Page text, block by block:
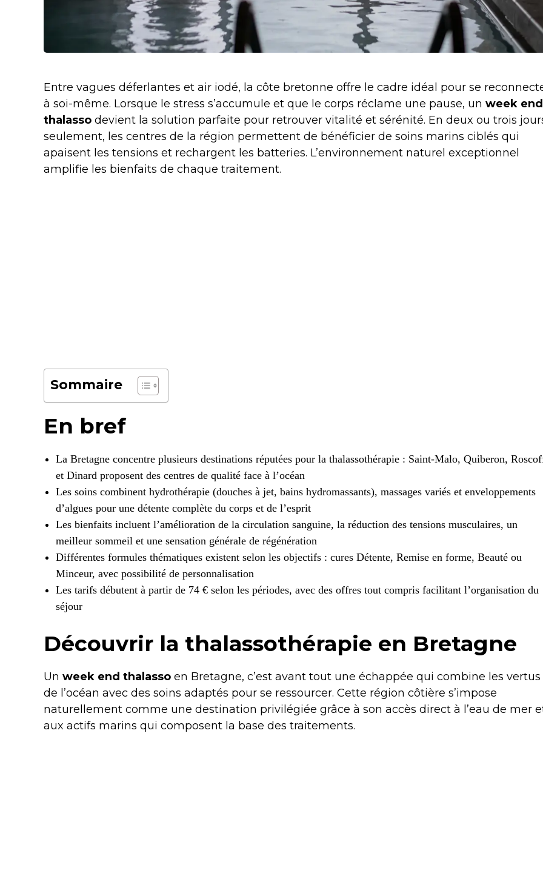
Entre vagues déferlantes et air iodé, la côte bretonne offre le cadre idéal pour se
à soi-même. Lorsque le stress s’accumule et que le corps réclame une pause, un week end
thalasso devient la solution parfaite pour retrouver vitalité et sérénité. En deux ou trois
seulement, les centres de la région permettent de bénéficier de soins marins ciblés qui
apaisent les tensions et rechargent les batteries. L’environnement naturel exceptionnel
amplifie les bienfaits de chaque traitement.
Sommaire
En bref
La Bretagne concentre plusieurs destinations réputées pour la thalassothérapie : Saint-Malo, Quiberon,
et Dinard proposent des centres de qualité face à l’océan
Les soins combinent hydrothérapie (douches à jet, bains hydromassants), massages variés et enveloppements
d’algues pour une détente complète du corps et de l’esprit
Les bienfaits incluent l’amélioration de la circulation sanguine, la réduction des tensions musculaires, un
meilleur sommeil et une sensation générale de régénération
Différentes formules thématiques existent selon les objectifs : cures Détente, Remise en forme, Beauté ou
Minceur, avec possibilité de personnalisation
Les tarifs débutent à partir de 74 € selon les périodes, avec des offres tout compris facilitant l’organisation du
séjour
Découvrir la thalassothérapie en Bretagne
Un week end thalasso en Bretagne, c’est avant tout une échappée qui combine les vertus
de l’océan avec des soins adaptés pour se ressourcer. Cette région côtière s’impose
naturellement comme une destination privilégiée grâce à son accès direct à l’eau de mer
aux actifs marins qui composent la base des traitements.